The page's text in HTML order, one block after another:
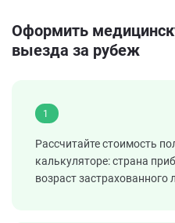
Оформить
выезда за рубеж
1
Рассчитайте стоимость
калькуляторе: страна
возраст застрахованного